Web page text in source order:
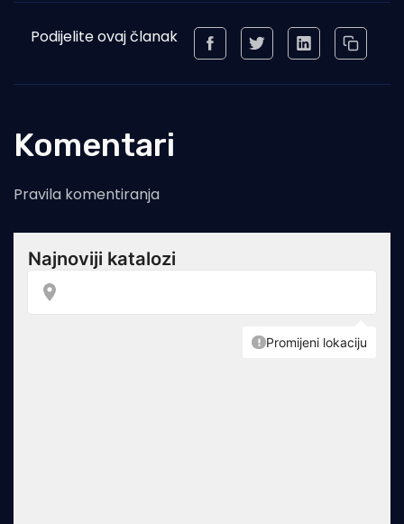
Podijelite ovaj članak
Komentari
Pravila komentiranja